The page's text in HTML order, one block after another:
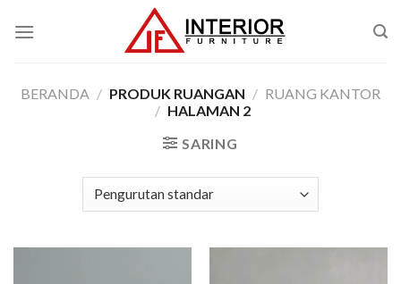
BERANDA / PRODUK RUANGAN / RUANG KANTOR
/ HALAMAN 2
SARING